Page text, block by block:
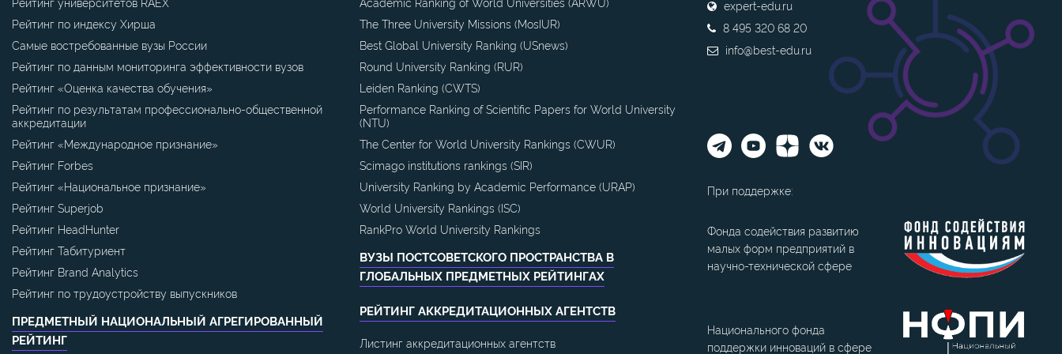
Рейтинг по индексу Хирша
Самые востребованные вузы России
Рейтинг по данным мониторинга эффективности вузов
Рейтинг «Оценка качества обучения»
Рейтинг по результатам профессионально-общественной
аккредитации
Рейтинг «Международное признание»
Рейтинг Forbes
Рейтинг «Национальное признание»
Рейтинг Superjob
Рейтинг HeadHunter
Рейтинг Табитуриент
Рейтинг Brand Analytics
Рейтинг по трудоустройству выпускников
ПРЕДМЕТНЫЙ НАЦИОНАЛЬНЫЙ АГРЕГИРОВАННЫЙ
РЕЙТИНГ
The Three University Missions (MosIUR)
Best Global University Ranking (USnews)
Round University Ranking (RUR)
Leiden Ranking (CWTS)
Performance Ranking of Scientific Papers for World University
(NTU)
The Center for World University Rankings (CWUR)
Scimago institutions rankings (SIR)
University Ranking by Academic Performance (URAP)
World University Rankings (ISC)
RankPro World University Rankings
ВУЗЫ ПОСТСОВЕТСКОГО ПРОСТРАНСТВА В
ГЛОБАЛЬНЫХ ПРЕДМЕТНЫХ РЕЙТИНГАХ
РЕЙТИНГ АККРЕДИТАЦИОННЫХ АГЕНТСТВ
Листинг аккредитационных агентств
expert-edu.ru
8 495 320 68 20
info@best-edu.ru
При поддержке:
Фонда содействия развитию
малых форм предприятий в
научно-технической сфере
Национального фонда
поддержки инноваций в сфере